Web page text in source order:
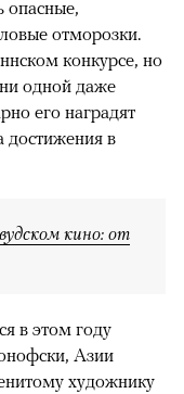
опасные,
отморозки.
конкурсе, но
одной даже
его наградят
в
кино: от
в этом году
Азии
художнику